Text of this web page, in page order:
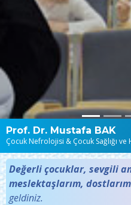
Prof. Dr. Mustafa BAK
Çocuk Nefrolojisi & Çocuk Sağlığı ve
Değerli çocuklar, sevgili
meslektaşlarım, dostlarım
geldiniz.